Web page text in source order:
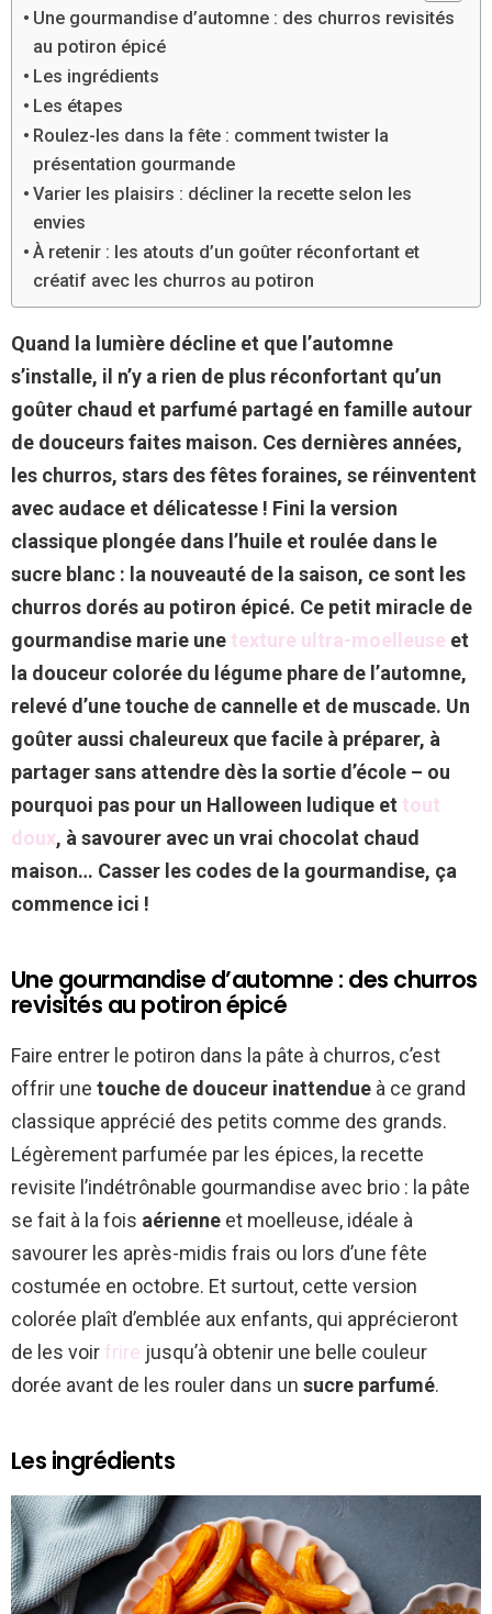
Une gourmandise d’automne : des churros revisités
au potiron épicé
Les ingrédients
Les étapes
Roulez-les dans la fête : comment twister la
présentation gourmande
Varier les plaisirs : décliner la recette selon les
envies
À retenir : les atouts d’un goûter réconfortant et
créatif avec les churros au potiron
Quand la lumière décline et que l’automne
s’installe, il n’y a rien de plus réconfortant qu’un
goûter chaud et parfumé partagé en famille autour
de douceurs faites maison. Ces dernières années,
les churros, stars des fêtes foraines, se réinventent
avec audace et délicatesse ! Fini la version
classique plongée dans l’huile et roulée dans le
sucre blanc : la nouveauté de la saison, ce sont les
churros dorés au potiron épicé. Ce petit miracle de
gourmandise marie une texture ultra-moelleuse et
la douceur colorée du légume phare de l’automne,
relevé d’une touche de cannelle et de muscade. Un
goûter aussi chaleureux que facile à préparer, à
partager sans attendre dès la sortie d’école – ou
pourquoi pas pour un Halloween ludique et tout
doux, à savourer avec un vrai chocolat chaud
maison… Casser les codes de la gourmandise, ça
commence ici !
Une gourmandise d’automne : des churros
revisités au potiron épicé
Faire entrer le potiron dans la pâte à churros, c’est
offrir une touche de douceur inattendue à ce grand
classique apprécié des petits comme des grands.
Légèrement parfumée par les épices, la recette
revisite l’indétrônable gourmandise avec brio : la pâte
se fait à la fois aérienne et moelleuse, idéale à
savourer les après-midis frais ou lors d’une fête
costumée en octobre. Et surtout, cette version
colorée plaît d’emblée aux enfants, qui apprécieront
de les voir frire jusqu’à obtenir une belle couleur
dorée avant de les rouler dans un sucre parfumé.
Les ingrédients